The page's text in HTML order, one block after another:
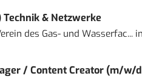
& Netzwerke
des Gas- und Wasserfac...in
/ Content Creator (m/w/